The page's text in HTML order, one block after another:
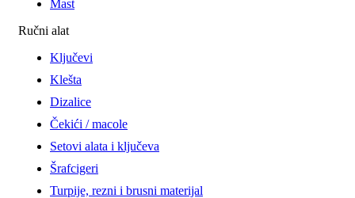
Mast
Ručni alat
Ključevi
Klešta
Dizalice
Čekići / macole
Setovi alata i ključeva
Šrafcigeri
Turpije, rezni i brusni materijal